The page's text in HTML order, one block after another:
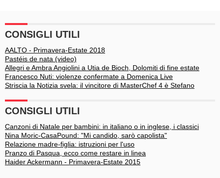
CONSIGLI UTILI
AALTO - Primavera-Estate 2018
Pastéis de nata (video)
Allegri e Ambra Angiolini a Utia de Bioch, Dolomiti di fine estate
Francesco Nuti: violenze confermate a Domenica Live
Striscia la Notizia svela: il vincitore di MasterChef 4 è Stefano
CONSIGLI UTILI
Canzoni di Natale per bambini: in italiano o in inglese, i classici
Nina Moric-CasaPound: "Mi candido, sarò capolista"
Relazione madre-figlia: istruzioni per l'uso
Pranzo di Pasqua, ecco come restare in linea
Haider Ackermann - Primavera-Estate 2015